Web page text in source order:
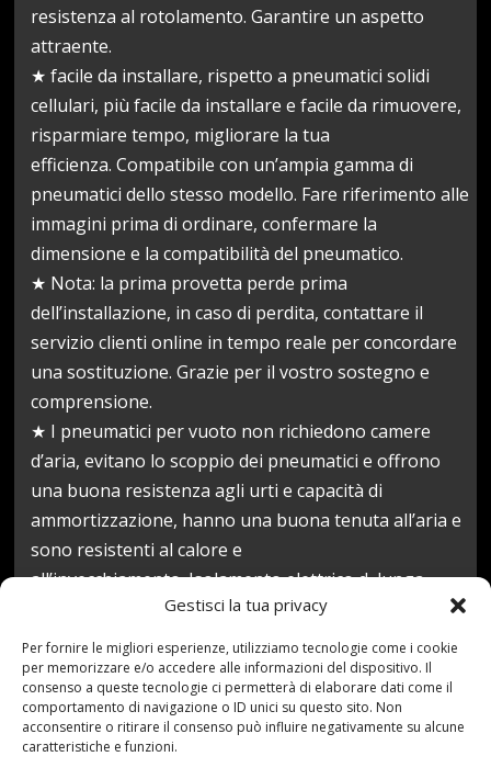
Gestisci la tua privacy
Per fornire le migliori esperienze, utilizziamo tecnologie come i cookie
per memorizzare e/o accedere alle informazioni del dispositivo. Il
consenso a queste tecnologie ci permetterà di elaborare dati come il
comportamento di navigazione o ID unici su questo sito. Non
acconsentire o ritirare il consenso può influire negativamente su alcune
caratteristiche e funzioni.
resistenza al rotolamento. Garantire un aspetto
attraente.
★ facile da installare, rispetto a pneumatici solidi
cellulari, più facile da installare e facile da rimuovere,
risparmiare tempo, migliorare la tua
efficienza. Compatibile con un’ampia gamma di
pneumatici dello stesso modello. Fare riferimento alle
immagini prima di ordinare, confermare la
dimensione e la compatibilità del pneumatico.
★ Nota: la prima provetta perde prima
dell’installazione, in caso di perdita, contattare il
servizio clienti online in tempo reale per concordare
una sostituzione. Grazie per il vostro sostegno e
comprensione.
★ I pneumatici per vuoto non richiedono camere
d’aria, evitano lo scoppio dei pneumatici e offrono
una buona resistenza agli urti e capacità di
ammortizzazione, hanno una buona tenuta all’aria e
sono resistenti al calore e
all’invecchiamento. Isolamento elettrico d, lunga
Prezzo: 190,26 €
(alla data del Sep 21, 2021 09:02:38 UTC –Dettagli